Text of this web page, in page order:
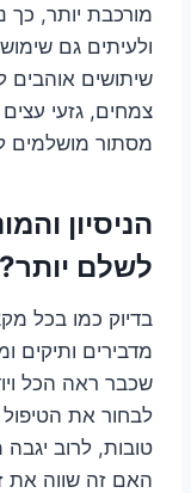
מורכבת יותר, כך
ולעיתים גם
שיתושים אוהבים
צמחים, גזעי
מסתור מושלמים
הניסיון
לשלם יותר?
בדיוק כמו בכל
מדבירים ותיקים
שכבר ראה הכל
לבחור את הטיפול
טובות, לרוב
האם זה שווה את